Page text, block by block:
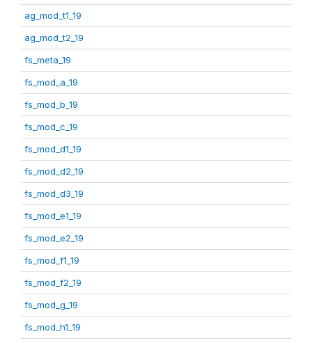
ag_mod_t1_19
ag_mod_t2_19
fs_meta_19
fs_mod_a_19
fs_mod_b_19
fs_mod_c_19
fs_mod_d1_19
fs_mod_d2_19
fs_mod_d3_19
fs_mod_e1_19
fs_mod_e2_19
fs_mod_f1_19
fs_mod_f2_19
fs_mod_g_19
fs_mod_h1_19